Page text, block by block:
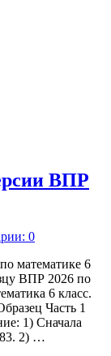
ВПР
0
математике 6
ВПР 2026 по
6 класс.
Часть 1
1) Сначала
2) …